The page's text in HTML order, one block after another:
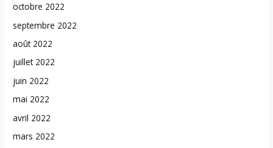
octobre 2022
septembre 2022
août 2022
juillet 2022
juin 2022
mai 2022
avril 2022
mars 2022